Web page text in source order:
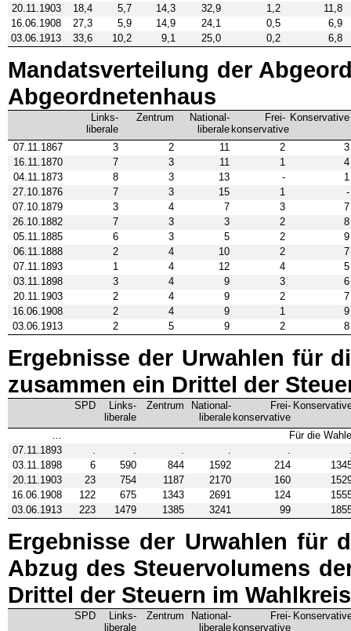
20.11.1903
18,4 5,7 14,3 32,9 1,2
11,8
16.06.1908
27,3 5,9 14,9 24,1 0,5
6,9
03.06.1913
33,6 10,2 9,1 25,0 0,2 6,8
Mandatsverteilung der
Abgeordnetenhaus
Links­
liberale
Zentrum
National­
liberale
Frei­
konservative
Konservative
07.11.1867 3 2 11 2
3
16.11.1870
7 3 11 1
4
04.11.1873
8 3 13 -
1
27.10.1876
7 3 15 1
-
07.10.1879
3 4 7 3
7
26.10.1882
7 3 3 2
8
05.11.1885
6 3 5 2
9
06.11.1888
2 4 10 2
7
07.11.1893
1 4 12 4
5
03.11.1898
3 4 9 3
6
20.11.1903
2 4 9 2
7
16.06.1908
2 4 9 1
9
03.06.1913
2 5 9 2 8
Ergebnisse der Urwahlen für
zusammen ein Drittel der
SPD
Links­
liberale
Zentrum
National­
liberale
Frei­
konservative
…
Für die
07.11.1893
. . . . .
03.11.1898
6 590 844 1592 214
20.11.1903
23 754 1187 2170 160
16.06.1908
122 675 1343 2691 124
03.06.1913
223 1479 1385 3241 99
Ergebnisse der Urwahlen für
Abzug des Steuervolumens
Drittel der Steuern im
SPD
Links­
liberale
Zentrum
National­
liberale
Frei­
konservative